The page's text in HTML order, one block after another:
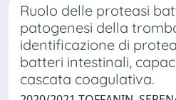
Ruolo delle proteasi
patogenesi della
identificazione di
batteri intestinali,
cascata coagulativa.